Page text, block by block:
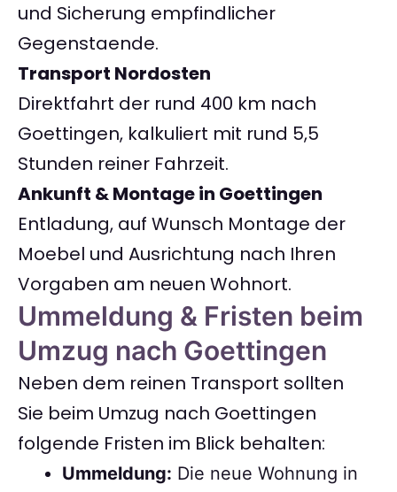
und Sicherung empfindlicher
Gegenstaende.
Transport Nordosten
Direktfahrt der rund 400 km nach
Goettingen, kalkuliert mit rund 5,5
Stunden reiner Fahrzeit.
Ankunft & Montage in Goettingen
Entladung, auf Wunsch Montage der
Moebel und Ausrichtung nach Ihren
Vorgaben am neuen Wohnort.
Ummeldung & Fristen beim
Umzug nach Goettingen
Neben dem reinen Transport sollten
Sie beim Umzug nach Goettingen
folgende Fristen im Blick behalten:
Ummeldung: Die neue Wohnung in